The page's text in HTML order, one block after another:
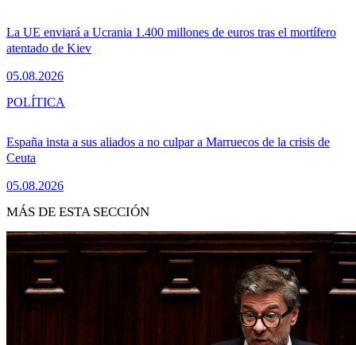
La UE enviará a Ucrania 1.400 millones de euros tras el mortífero
atentado de Kiev
05.08.2026
España insta a sus aliados a no culpar a Marruecos de la crisis de
Ceuta
05.08.2026
POLÍTICA
MÁS DE ESTA SECCIÓN